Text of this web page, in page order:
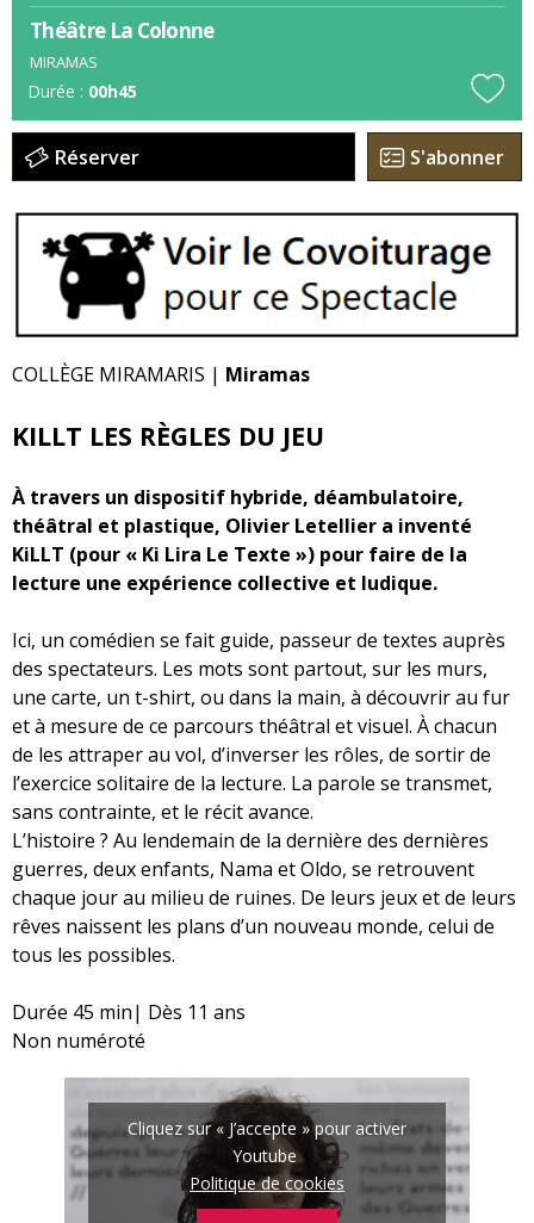
Théâtre La Colonne
MIRAMAS
Durée : 00h45
Réserver S'abonner
COLLÈGE MIRAMARIS | Miramas
KILLT LES RÈGLES DU JEU
À travers un dispositif hybride, déambulatoire,
théâtral et plastique, Olivier Letellier a inventé
KiLLT (pour « Ki Lira Le Texte ») pour faire de la
lecture une expérience collective et ludique.
Ici, un comédien se fait guide, passeur de textes auprès
des spectateurs. Les mots sont partout, sur les murs,
une carte, un t-shirt, ou dans la main, à découvrir au fur
et à mesure de ce parcours théâtral et visuel. À chacun
de les attraper au vol, d’inverser les rôles, de sortir de
l’exercice solitaire de la lecture. La parole se transmet,
sans contrainte, et le récit avance.
L’histoire ? Au lendemain de la dernière des dernières
guerres, deux enfants, Nama et Oldo, se retrouvent
chaque jour au milieu de ruines. De leurs jeux et de leurs
rêves naissent les plans d’un nouveau monde, celui de
tous les possibles.
Durée 45 min| Dès 11 ans
Non numéroté
Cliquez sur « J’accepte » pour activer
Youtube
Politique de cookies